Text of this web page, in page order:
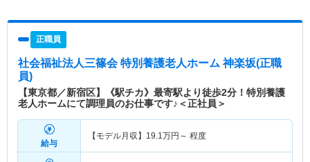
正職員
社会福祉法人三篠会 特別養護老人ホーム 神楽坂(正職
員)
【東京都／新宿区】《駅チカ》最寄駅より徒歩2分！特別養護
老人ホームにて調理員のお仕事です♪＜正社員＞
給与
【モデル月収】 19.1 万円～ 程度